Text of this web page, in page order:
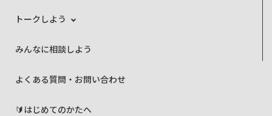
トークしよう
みんなに相談しよう
よくある質問・お問い合わせ
🔰はじめてのかたへ